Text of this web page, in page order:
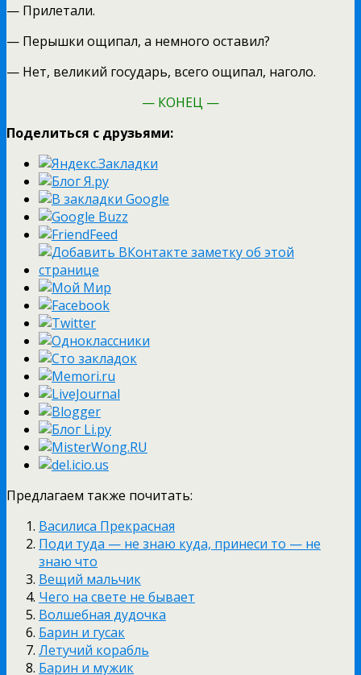
— Прилетали.
— Перышки ощипал, а немного оставил?
— Нет, великий государь, всего ощипал, наголо.
— КОНЕЦ —
Поделиться с друзьями:
Предлагаем также почитать:
Василиса Прекрасная
Поди туда — не знаю куда, принеси то — не
знаю что
Вещий мальчик
Чего на свете не бывает
Волшебная дудочка
Барин и гусак
Летучий корабль
Барин и мужик